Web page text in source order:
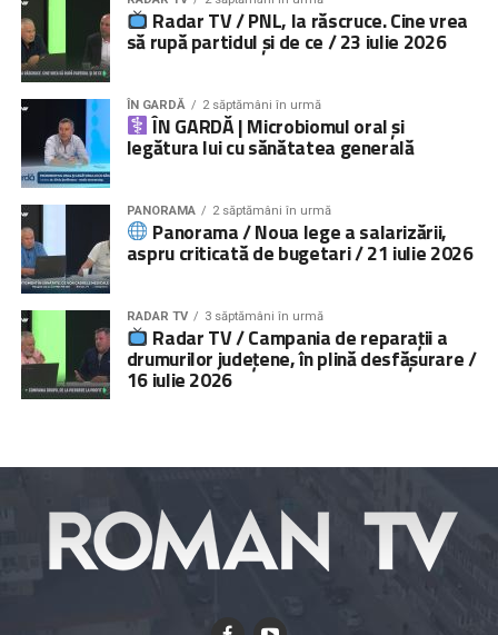
Radar TV / PNL, la răscruce. Cine vrea
să rupă partidul și de ce / 23 iulie 2026
ÎN GARDĂ 2 săptămâni în urmă
ÎN GARDĂ | Microbiomul oral și
legătura lui cu sănătatea generală
PANORAMA 2 săptămâni în urmă
Panorama / Noua lege a salarizării,
aspru criticată de bugetari / 21 iulie 2026
RADAR TV 3 săptămâni în urmă
Radar TV / Campania de reparații a
drumurilor județene, în plină desfășurare /
16 iulie 2026